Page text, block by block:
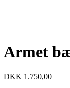
Armet
DKK 1.750,00